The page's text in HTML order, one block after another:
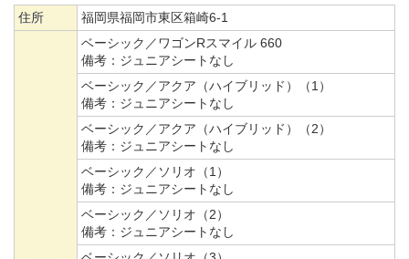
住所 福岡県福岡市東区箱崎6-1
ベーシック／ワゴンRスマイル 660
備考： ジュニアシートなし
ベーシック／アクア（ハイブリッド）（1）
備考： ジュニアシートなし
ベーシック／アクア（ハイブリッド）（2）
備考： ジュニアシートなし
ベーシック／ソリオ（1）
備考： ジュニアシートなし
ベーシック／ソリオ（2）
備考： ジュニアシートなし